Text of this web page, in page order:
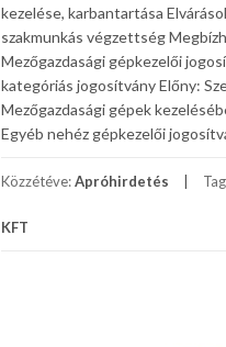
kezelése, karbantartása
szakmunkás végzettség
Mezőgazdasági gépkezelői
kategóriás jogosítvány Előny:
Mezőgazdasági gépek
Egyéb nehéz gépkezelői
Közzétéve:Apróhirdetés
KFT